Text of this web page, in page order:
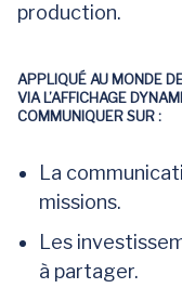
production.
APPLIQUÉ AU MONDE
VIA L’AFFICHAGE
COMMUNIQUER SUR :
La
missions.
Les
à partager.